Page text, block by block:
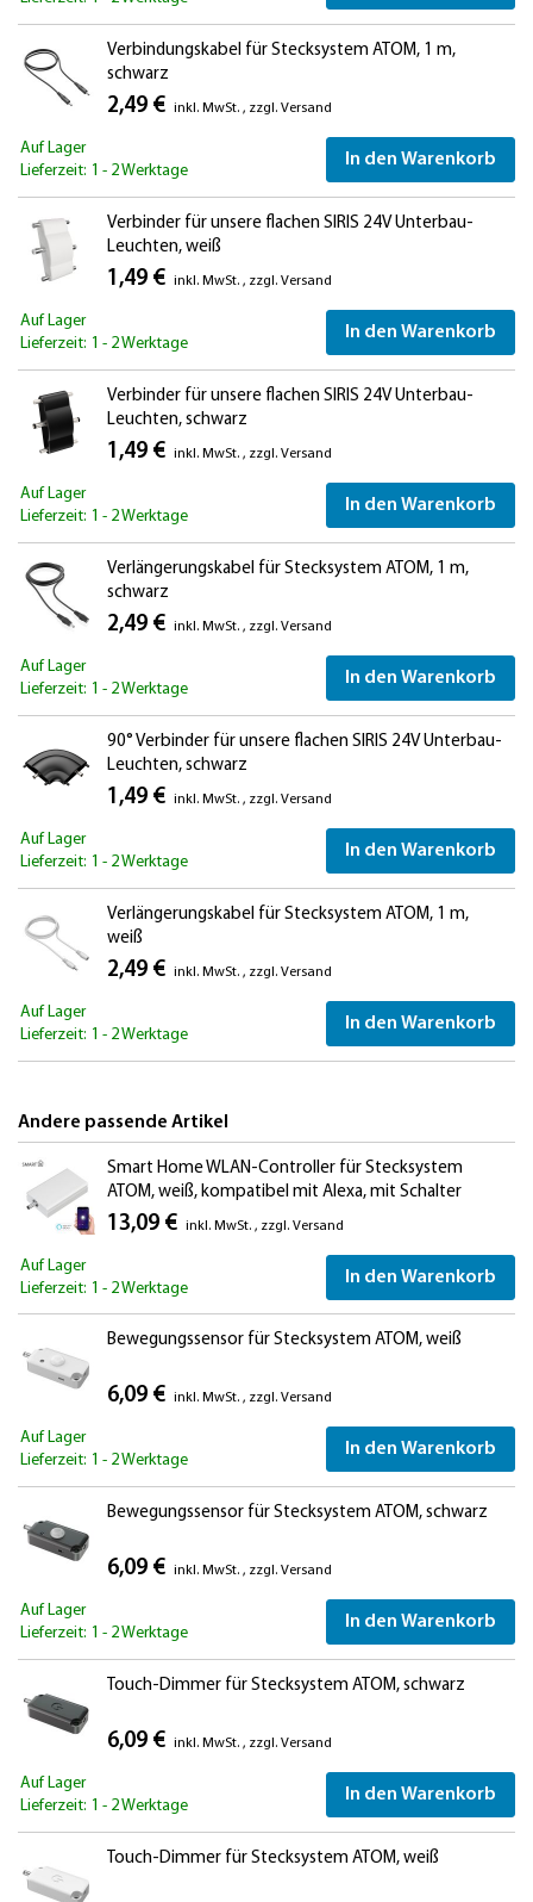
Verbindungskabel für Stecksystem ATOM, 1 m,
schwarz
2,49 € inkl. MwSt. , zzgl. Versand
Auf Lager
Lieferzeit: 1 - 2 Werktage
In den Warenkorb
Verbinder für unsere flachen SIRIS 24V Unterbau-
Leuchten, weiß
1,49 € inkl. MwSt. , zzgl. Versand
Auf Lager
Lieferzeit: 1 - 2 Werktage
In den Warenkorb
Verbinder für unsere flachen SIRIS 24V Unterbau-
Leuchten, schwarz
1,49 € inkl. MwSt. , zzgl. Versand
Auf Lager
Lieferzeit: 1 - 2 Werktage
In den Warenkorb
Verlängerungskabel für Stecksystem ATOM, 1 m,
schwarz
2,49 € inkl. MwSt. , zzgl. Versand
Auf Lager
Lieferzeit: 1 - 2 Werktage
In den Warenkorb
90° Verbinder für unsere flachen SIRIS 24V Unterbau-
Leuchten, schwarz
1,49 € inkl. MwSt. , zzgl. Versand
Auf Lager
Lieferzeit: 1 - 2 Werktage
In den Warenkorb
Verlängerungskabel für Stecksystem ATOM, 1 m,
weiß
2,49 € inkl. MwSt. , zzgl. Versand
Auf Lager
Lieferzeit: 1 - 2 Werktage
In den Warenkorb
Andere passende Artikel
Smart Home WLAN-Controller für Stecksystem
ATOM, weiß, kompatibel mit Alexa, mit Schalter
13,09 € inkl. MwSt. , zzgl. Versand
Auf Lager
Lieferzeit: 1 - 2 Werktage
In den Warenkorb
Bewegungssensor für Stecksystem ATOM, weiß
6,09 € inkl. MwSt. , zzgl. Versand
Auf Lager
Lieferzeit: 1 - 2 Werktage
In den Warenkorb
Bewegungssensor für Stecksystem ATOM, schwarz
6,09 € inkl. MwSt. , zzgl. Versand
Auf Lager
Lieferzeit: 1 - 2 Werktage
In den Warenkorb
Touch-Dimmer für Stecksystem ATOM, schwarz
6,09 € inkl. MwSt. , zzgl. Versand
Auf Lager
Lieferzeit: 1 - 2 Werktage
In den Warenkorb
Touch-Dimmer für Stecksystem ATOM, weiß